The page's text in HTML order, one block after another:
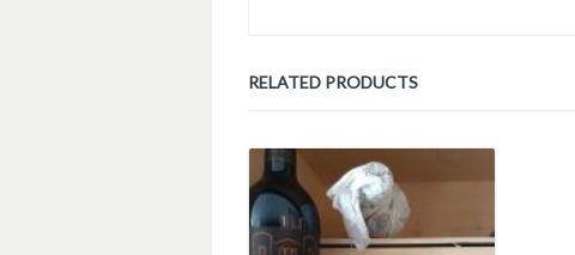
RELATED PRODUCTS